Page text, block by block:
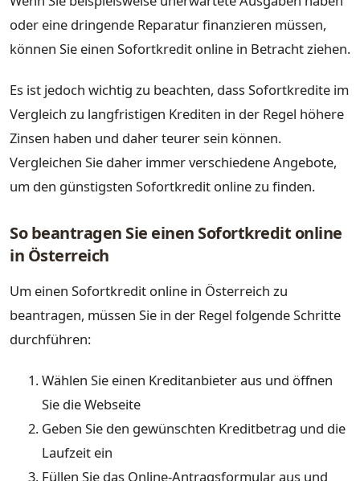
oder eine dringende Reparatur finanzieren müssen,
können Sie einen Sofortkredit online in Betracht ziehen.
Es ist jedoch wichtig zu beachten, dass Sofortkredite im
Vergleich zu langfristigen Krediten in der Regel höhere
Zinsen haben und daher teurer sein können.
Vergleichen Sie daher immer verschiedene Angebote,
um den günstigsten Sofortkredit online zu finden.
So beantragen Sie einen Sofortkredit online
in Österreich
Um einen Sofortkredit online in Österreich zu
beantragen, müssen Sie in der Regel folgende Schritte
durchführen:
Wählen Sie einen Kreditanbieter aus und öffnen
Sie die Webseite
Geben Sie den gewünschten Kreditbetrag und die
Laufzeit ein
Füllen Sie das Online-Antragsformular aus und